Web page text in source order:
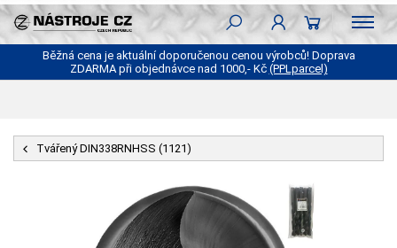
Běžná cena je aktuální doporučenou cenou výrobců! Doprava
ZDARMA při objednávce nad 1000,- Kč (PPLparcel)
Tvářený DIN338RNHSS (1121)